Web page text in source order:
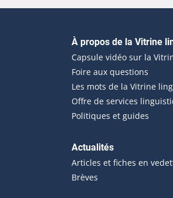
Navigation
À propos de la Vitrine
Capsule vidéo sur la
Foire aux questions
Les mots de la Vitrine
Offre de services
Politiques et guides
Actualités
Articles et fiches en
Brèves